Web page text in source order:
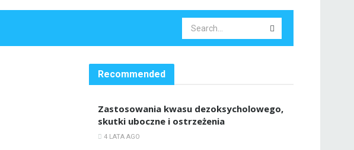
Recommended
Zastosowania kwasu dezoksycholowego,
skutki uboczne i ostrzeżenia
4 LATA AGO